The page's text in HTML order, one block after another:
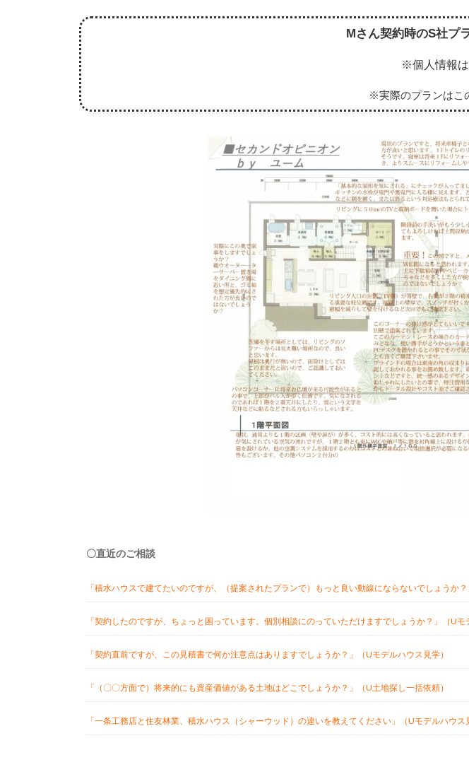
Mさん契約時のS社プ
※個人情報は
※実際のプランはこ
〇直近のご相談
「積水ハウスで建てたいのですが、（提案されたプランで）もっと良い動線にならないでしょうか？
「契約したのですが、ちょっと困っています。個別相談にのっていただけますでしょうか？」（Uモ
「契約直前ですが、この見積書で何か注意点はありますでしょうか？」（Uモデルハウス見学）
「（〇〇方面で）将来的にも資産価値がある土地はどこでしょうか？」（U土地探し一括依頼）
「一条工務店と住友林業、積水ハウス（シャーウッド）の違いを教えてください」（Uモデルハウス